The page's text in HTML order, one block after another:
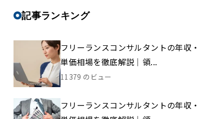
記事ランキング
フリーランスコンサルタントの年収・
単価相場を徹底解説｜領...
11379 のビュー
フリーランスコンサルタントの年収・